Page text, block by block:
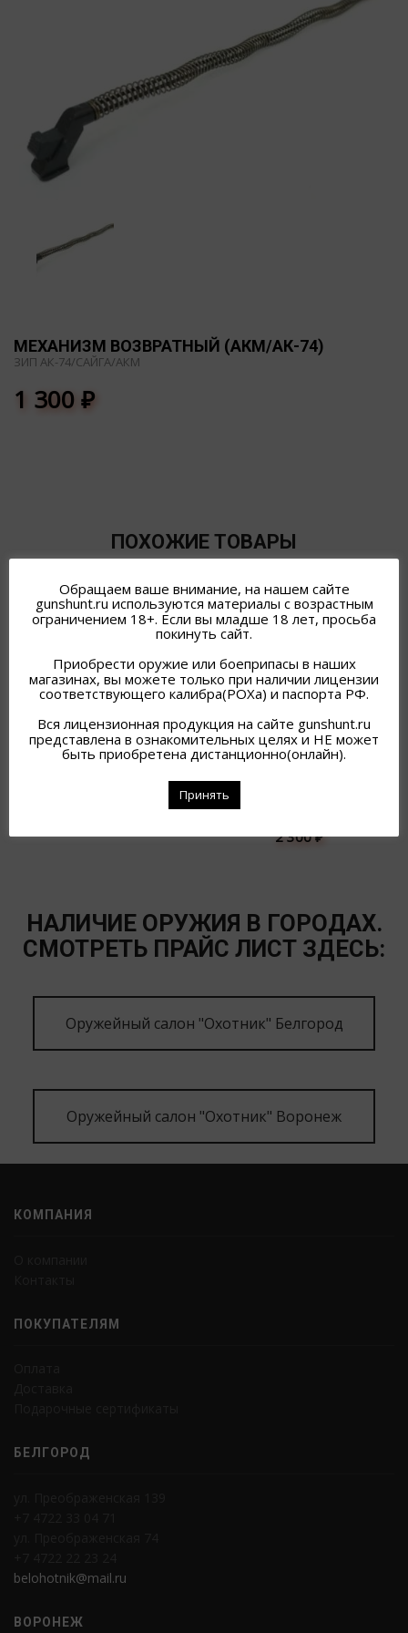
МЕХАНИЗМ ВОЗВРАТНЫЙ (АКМ/АК-74)
ЗИП АК-74/САЙГА/АКМ
1 300₽
ПОХОЖИЕ ТОВАРЫ
САЙГА (ПОД ПЛАСТИНУ
2 300₽
НАЛИЧИЕ ОРУЖИЯ В ГОРОДАХ.
СМОТРЕТЬ ПРАЙС ЛИСТ ЗДЕСЬ:
Оружейный салон "Охотник" Белгород
Оружейный салон "Охотник" Воронеж
КОМПАНИЯ
ПОКУПАТЕЛЯМ
БЕЛГОРОД
belohotnik@mail.ru
ВОРОНЕЖ
Обращаем ваше внимание, на нашем сайте
gunshunt.ru используются материалы с возрастным
ограничением 18+. Если вы младше 18 лет, просьба
покинуть сайт.
Приобрести оружие или боеприпасы в наших
магазинах, вы можете только при наличии лицензии
соответствующего калибра(РОХа) и паспорта РФ.
Вся лицензионная продукция на сайте gunshunt.ru
представлена в ознакомительных целях и НЕ может
быть приобретена дистанционно(онлайн).
Принять